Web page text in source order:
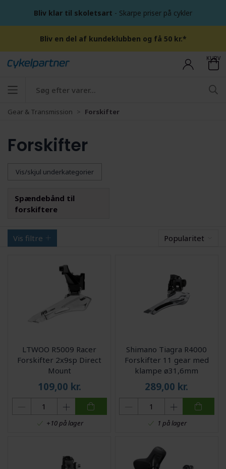
Bliv klar til skoletsart - Skarpe priser på cykler
Bliv en del af kundeklubben og få 50 kr.*
KURV
Gear & Transmission Forskifter
Forskifter
Vis/skjul underkategorier
Spændebånd til
forskiftere
Vis filtre Popularitet
LTWOO R5009 Racer
Forskifter 2x9sp Direct
Mount
109,00 kr.
+10 på lager
Shimano Tiagra R4000
Forskifter 11 gear med
klampe ø31,6mm
289,00 kr.
1 på lager